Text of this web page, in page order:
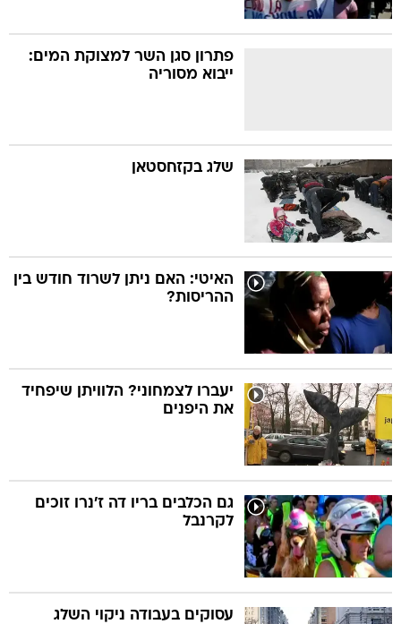
פתרון סגן השר למצוקת המים:
ייבוא מסוריה
שלג בקזחסטאן
האיטי: האם ניתן לשרוד חודש בין
ההריסות?
יעברו לצמחוני? הלוויתן שיפחיד
את היפנים
גם הכלבים בריו דה ז'נרו זוכים
לקרנבל
עסוקים בעבודה ניקוי השלג